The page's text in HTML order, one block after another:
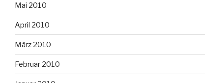
Mai 2010
April 2010
März 2010
Februar 2010